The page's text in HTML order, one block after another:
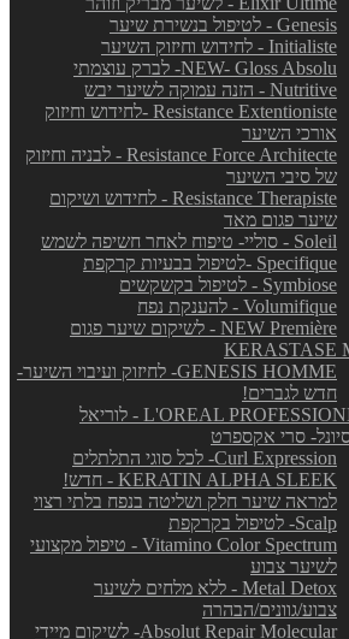
Genesis - לטיפול בנשירת שיער
Initialiste - לחידוש וחיזוק השיער
NEW- Gloss Absolu- לברק עוצמתי
Nutritive - הזנה עמוקה לשיער יבש
Resistance Extentioniste -לחידוש וחיזוק
אורכי השיער
Resistance Force Architecte - לבניה וחיזוק
של סיבי השיער
Resistance Therapiste - לחידוש ושיקום
שיער פגום מאד
Soleil - סוליי- טיפוח לאחר חשיפה לשמש
Specifique -לטיפול בבעיות קרקפת
Symbiose - לטיפול בקשקשים
Volumifique - להענקת נפח
NEW Première - לשיקום שיער פגום
KERASTASE
GENESIS HOMME- לחיזוק ועיבוי השיער-
חדש לגברים!
L'OREAL PROFESSIONNEL - לוריאל
סרי אקספרט
Curl Expression- לכל סוגי התלתלים
KERATIN ALPHA SLEEK - חדש!
למראה שיער חלק ושליטה בנפח בלתי רצוי
Scalp- לטיפול בקרקפת
Vitamino Color Spectrum - טיפול מקצועי
לשיער צבוע
Metal Detox - ללא מלחים לשיער
צבוע/גוונים/הבהרה
Absolut Repair Molecular- לשיקום מיידי